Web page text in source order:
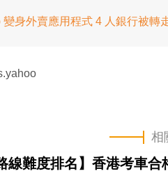
身外賣應用程式 4 人銀行被轉
相
線難度排名】香港考車